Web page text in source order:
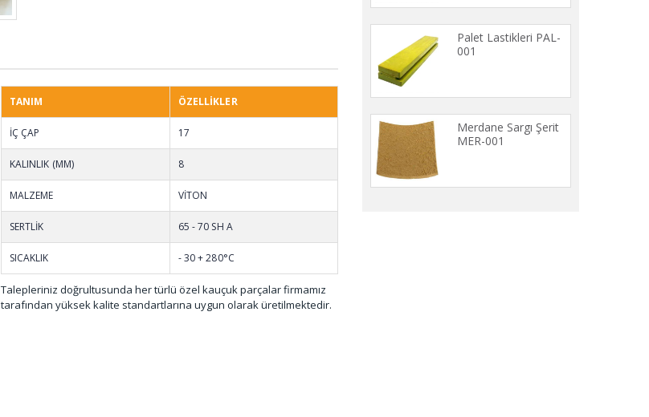
TANIM ÖZELLİKLER
İÇ ÇAP 17
KALINLIK (MM) 8
MALZEME VİTON
SERTLİK 65 - 70 SH A
SICAKLIK - 30 + 280°C
Talepleriniz doğrultusunda her türlü özel kauçuk parçalar firmamız
tarafından yüksek kalite standartlarına uygun olarak üretilmektedir.
Palet Lastikleri PAL-
001
Merdane Sargı Şerit
MER-001